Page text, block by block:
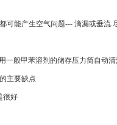
能产生空气问题--- 滴漏或垂流.
般甲苯溶剂的储存压力筒自动清
主要缺点
很好